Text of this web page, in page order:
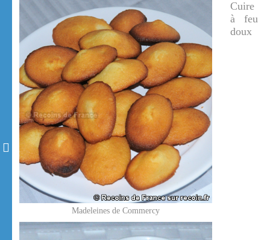
Madeleines de Commercy
Cuire
à feu
doux